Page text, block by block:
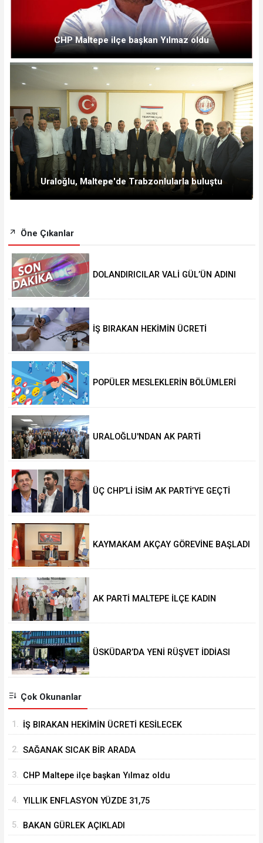
CHP Maltepe ilçe başkan Yılmaz oldu
Uraloğlu, Maltepe'de Trabzonlularla buluştu
Öne Çıkanlar
DOLANDIRICILAR VALİ GÜL’ÜN ADINI
İŞ BIRAKAN HEKİMİN ÜCRETİ
POPÜLER MESLEKLERİN BÖLÜMLERİ
URALOĞLU'NDAN AK PARTİ
ÜÇ CHP’Lİ İSİM AK PARTİ’YE GEÇTİ
KAYMAKAM AKÇAY GÖREVİNE BAŞLADI
AK PARTİ MALTEPE İLÇE KADIN
ÜSKÜDAR’DA YENİ RÜŞVET İDDİASI
Çok Okunanlar
1. İŞ BIRAKAN HEKİMİN ÜCRETİ KESİLECEK
2. SAĞANAK SICAK BİR ARADA
3. CHP Maltepe ilçe başkan Yılmaz oldu
4. YILLIK ENFLASYON YÜZDE 31,75
5. BAKAN GÜRLEK AÇIKLADI